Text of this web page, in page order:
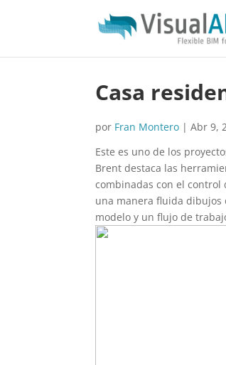
Casa
por Fran Montero |Abr 9,
Este es uno de los
Brent destaca las
combinadas con el
una manera fluida
modelo y un flujo de